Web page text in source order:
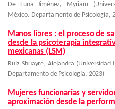
De Luna Jiménez, Myriam (
México. Departamento de Psicología,
Manos libres : el proceso de
desde la psicoterapia
mexicanas (LSM)
Ruiz Shuayre, Alejandra (Universidad
Departamento de Psicología, 2023)
Mujeres funcionarias y
aproximación desde la